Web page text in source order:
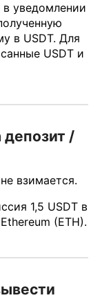
уведомлении
в USDT. Для
USDT и
депозит /
взимается.
1,5 USDT в
(ETH).